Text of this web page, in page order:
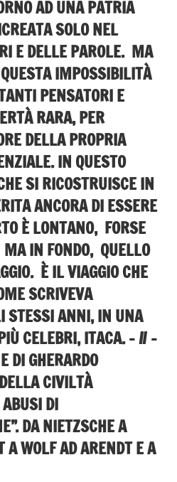
AD UNA PATRIA
SOLO NEL
E DELLE PAROLE. MA
IMPOSSIBILITÀ
PENSATORI E
RARA, PER
DELLA PROPRIA
IN QUESTO
SI RICOSTRUISCE IN
ANCORA DI ESSERE
È LONTANO, FORSE
IN FONDO, QUELLO
È IL VIAGGIO CHE
SCRIVEVA
STESSI ANNI, IN UNA
CELEBRI, ITACA. – // –
DI GHERARDO
CIVILTÀ
DI
DA NIETZSCHE A
A WOLF AD ARENDT E A